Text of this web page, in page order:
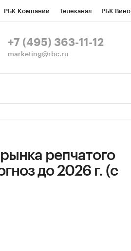
РБК Компании Телеканал РБК Вино
СПб Спецпроекты
+7 (495) 363-11-12
marketing@rbc.ru
репчатого
до 2026 г. (с